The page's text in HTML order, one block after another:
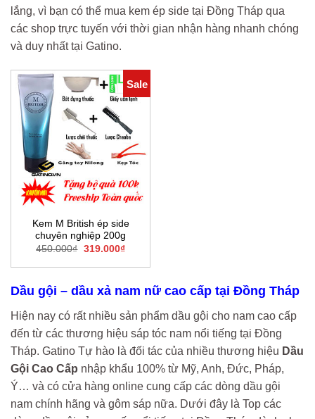
lắng, vì bạn có thể mua kem ép side tại Đồng Tháp qua
các shop trực tuyến với thời gian nhận hàng nhanh chóng
và duy nhất tại Gatino.
Sale
Kem M British ép side
chuyên nghiệp 200g
450.000₫ Giá
là:
319.000₫Giá
tại
319.000₫.
Dầu gội – dầu xả nam nữ cao cấp tại Đồng Tháp
Hiện nay có rất nhiều sản phẩm dầu gội cho nam cao cấp
đến từ các thương hiệu sáp tóc nam nổi tiếng tại Đồng
Tháp. Gatino Tự hào là đối tác của nhiều thương hiệu Dầu
Gội Cao Cấp nhập khẩu 100% từ Mỹ, Anh, Đức, Pháp,
Ý… và có cửa hàng online cung cấp các dòng dầu gội
nam chính hãng và gôm sáp nữa. Dưới đây là Top các